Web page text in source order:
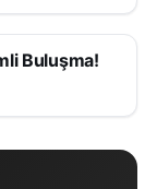
Buluşma!